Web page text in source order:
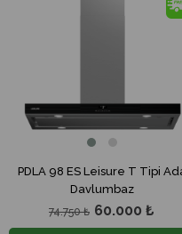
PDLA 98 ES Leisure T Tipi
Davlumbaz
60.000 ₺
74.750 ₺